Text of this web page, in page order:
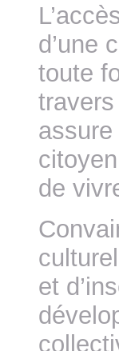
d’une
toute
de
et